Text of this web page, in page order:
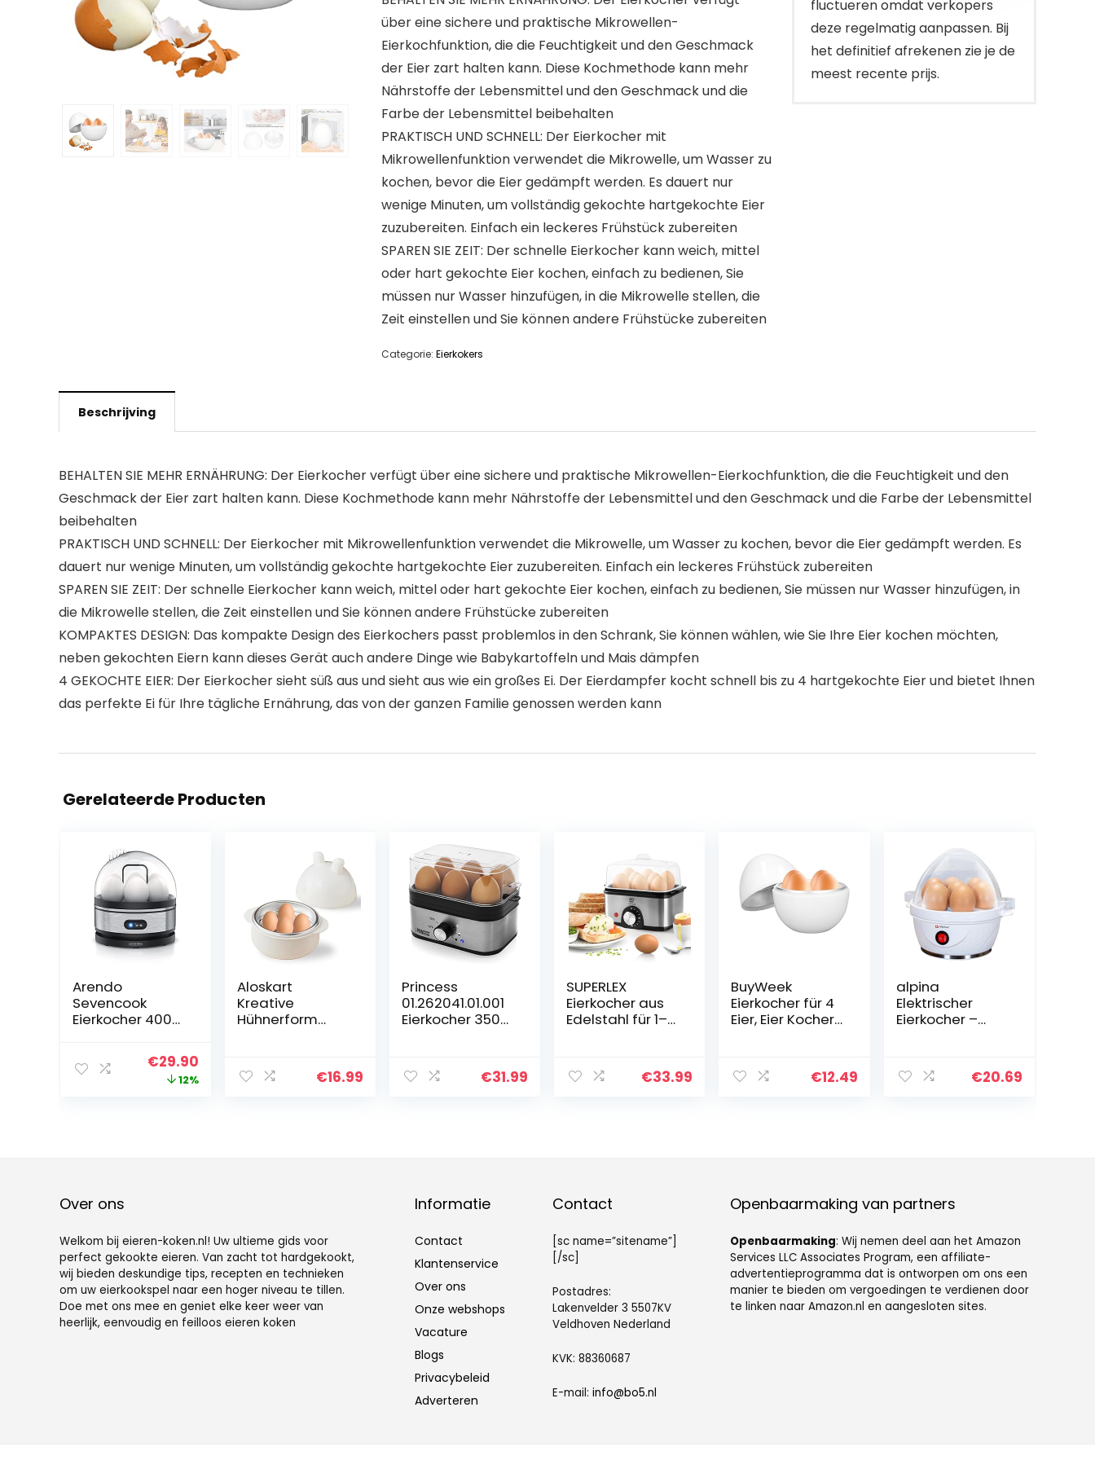
über eine sichere und praktische Mikrowellen-
Eierkochfunktion, die die Feuchtigkeit und den Geschmack
der Eier zart halten kann. Diese Kochmethode kann mehr
Nährstoffe der Lebensmittel und den Geschmack und die
Farbe der Lebensmittel beibehalten
PRAKTISCH UND SCHNELL: Der Eierkocher mit
Mikrowellenfunktion verwendet die Mikrowelle, um Wasser zu
kochen, bevor die Eier gedämpft werden. Es dauert nur
wenige Minuten, um vollständig gekochte hartgekochte Eier
zuzubereiten. Einfach ein leckeres Frühstück zubereiten
SPAREN SIE ZEIT: Der schnelle Eierkocher kann weich, mittel
oder hart gekochte Eier kochen, einfach zu bedienen, Sie
müssen nur Wasser hinzufügen, in die Mikrowelle stellen, die
Zeit einstellen und Sie können andere Frühstücke zubereiten
Categorie: Eierkokers
fluctueren omdat verkopers
deze regelmatig aanpassen. Bij
het definitief afrekenen zie je de
meest recente prijs.
Beschrijving
BEHALTEN SIE MEHR ERNÄHRUNG: Der Eierkocher verfügt über eine sichere und praktische Mikrowellen-Eierkochfunktion, die die Feuchtigkeit und den
Geschmack der Eier zart halten kann. Diese Kochmethode kann mehr Nährstoffe der Lebensmittel und den Geschmack und die Farbe der Lebensmittel
beibehalten
PRAKTISCH UND SCHNELL: Der Eierkocher mit Mikrowellenfunktion verwendet die Mikrowelle, um Wasser zu kochen, bevor die Eier gedämpft werden. Es
dauert nur wenige Minuten, um vollständig gekochte hartgekochte Eier zuzubereiten. Einfach ein leckeres Frühstück zubereiten
SPAREN SIE ZEIT: Der schnelle Eierkocher kann weich, mittel oder hart gekochte Eier kochen, einfach zu bedienen, Sie müssen nur Wasser hinzufügen, in
die Mikrowelle stellen, die Zeit einstellen und Sie können andere Frühstücke zubereiten
KOMPAKTES DESIGN: Das kompakte Design des Eierkochers passt problemlos in den Schrank, Sie können wählen, wie Sie Ihre Eier kochen möchten,
neben gekochten Eiern kann dieses Gerät auch andere Dinge wie Babykartoffeln und Mais dämpfen
4 GEKOCHTE EIER: Der Eierkocher sieht süß aus und sieht aus wie ein großes Ei. Der Eierdampfer kocht schnell bis zu 4 hartgekochte Eier und bietet Ihnen
das perfekte Ei für Ihre tägliche Ernährung, das von der ganzen Familie genossen werden kann
Gerelateerde Producten
Arendo
Sevencook
Eierkocher 400
Design – 1-7 Eier
– Egg Cooker –Oorspronkelijke
prijs
€29.90Huidige
prijs
12%
Aloskart
Kreative
Hühnerform
Kapazität
Geeignet für€16.99
Princess
01.262041.01.001
Eierkocher 350
Härtegradeinst
ellung, 262041,
€31.99
SUPERLEX
Eierkocher aus
Edelstahl für 1–8
Dampfgarer,
mit
Abschaltung
zum
Überhitzungssch
utz, BPA-frei
€33.99
BuyWeek
Eierkocher für 4
Eier, Eier Kocher
Eierkocher
Kompaktes
€12.49
alpina
Elektrischer
Eierkocher –
Messbecher,
Eierständer und
rte oder
Hartgekochte
Eier
€20.69
Over ons
Welkom bij eieren-koken.nl! Uw ultieme gids voor
perfect gekookte eieren. Van zacht tot hardgekookt,
wij bieden deskundige tips, recepten en technieken
om uw eierkookspel naar een hoger niveau te tillen.
Doe met ons mee en geniet elke keer weer van
heerlijk, eenvoudig en feilloos eieren koken
Informatie
Contact
Klantenservice
Over ons
Onze webshops
Vacature
Blogs
Privacybeleid
Adverteren
Contact
[sc name=”sitename”]
[/sc]
Postadres:
Lakenvelder 3 5507KV
Veldhoven Nederland
KVK: 88360687
E-mail:info@bo5.nl
Openbaarmaking van partners
Openbaarmaking: Wij nemen deel aan het Amazon
Services LLC Associates Program, een affiliate-
advertentieprogramma dat is ontworpen om ons een
manier te bieden om vergoedingen te verdienen door
te linken naar Amazon.nl en aangesloten sites.